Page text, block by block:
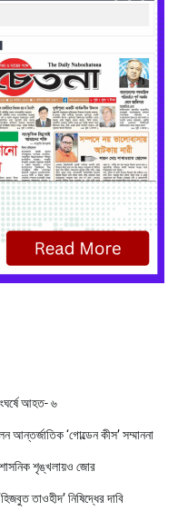
আহত- ৬
আন্তর্জাতিক ‘গোল্ডেন কীস’ সম্মাননা
শৃঙ্খলায়ও জোর
তাওহীদ’ নিষিদ্ধের দাবি